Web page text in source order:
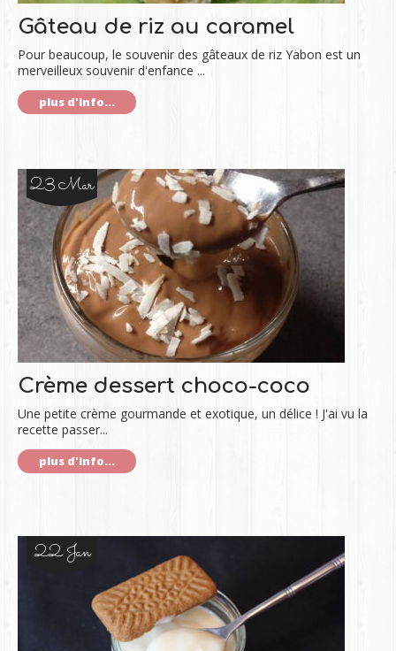
Gâteau de riz au caramel
Pour beaucoup, le souvenir des gâteaux de riz Yabon est un
merveilleux souvenir d'enfance ...
plus d'info...
23 Mar
Crème dessert choco-coco
Une petite crème gourmande et exotique, un délice ! J'ai vu la
recette passer...
plus d'info...
22 Jan